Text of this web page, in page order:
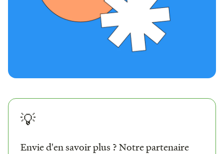
💡
Envie d'en savoir plus ? Notre partenaire